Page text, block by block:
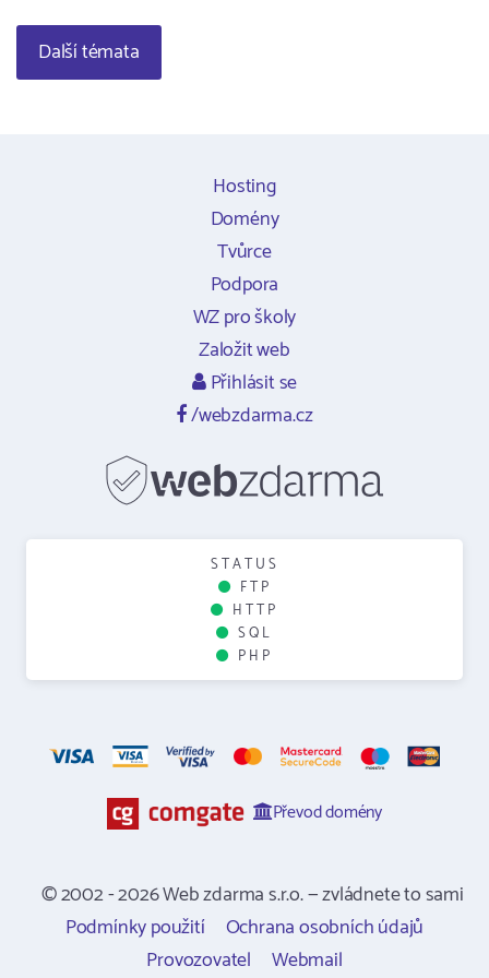
Další témata
Hosting
Domény
Tvůrce
Podpora
WZ pro školy
Založit web
Přihlásit se
/webzdarma.cz
STATUS
FTP
HTTP
SQL
PHP
Převod domény
© 2002 - 2026 Web zdarma s.r.o. — zvládnete to sami
Podmínky použití
Ochrana osobních údajů
Provozovatel
Webmail